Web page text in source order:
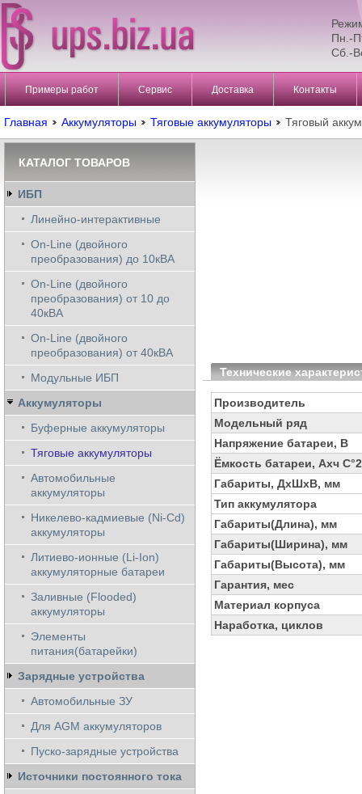
Пн.-
Сб.-
Примеры работ Сервис Доставка Контакты
Главная Аккумуляторы Тяговые аккумуляторы Тяговый
Технические
Производитель
Модельный ряд
Напряжение батареи, В
Ёмкость батареи, Ахч
Габариты, ДхШхВ, мм
Тип аккумулятора
Габариты(Длина), мм
Габариты(Ширина), мм
Габариты(Высота), мм
Гарантия, мес
Материал корпуса
Наработка, циклов
КАТАЛОГ ТОВАРОВ
ИБП
Линейно-интерактивные
On-Line (двойного
преобразования) до 10кВА
On-Line (двойного
преобразования) от 10 до
40кВА
On-Line (двойного
преобразования) от 40кВА
Модульные ИБП
Аккумуляторы
Буферные аккумуляторы
Тяговые аккумуляторы
Автомобильные
аккумуляторы
Никелево-кадмиевые (Ni-Cd)
аккумуляторы
Литиево-ионные (Li-Ion)
аккумуляторные батареи
Заливные (Flooded)
аккумуляторы
Элементы
питания(батарейки)
Зарядные устройства
Автомобильные ЗУ
Для AGM аккумуляторов
Пуско-зарядные устройства
Источники постоянного тока